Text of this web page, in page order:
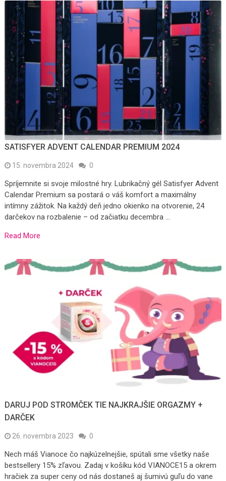
SATISFYER ADVENT CALENDAR PREMIUM 2024
15. novembra 2024 0
Spríjemnite si svoje milostné hry. Lubrikačný gél Satisfyer Advent
Calendar Premium sa postará o váš komfort a maximálny
intímny zážitok. Na každý deň jedno okienko na otvorenie, 24
darčekov na rozbalenie – od začiatku decembra …
Read More
DARUJ POD STROMČEK TIE NAJKRAJŠIE ORGAZMY +
DARČEK
26. novembra 2023 0
Nech máš Vianoce čo najkúzelnejšie, spútali sme všetky naše
bestsellery 15% zľavou. Zadaj v košíku kód VIANOCE15 a okrem
hračiek za super ceny od nás dostaneš aj šumivú guľu do vane